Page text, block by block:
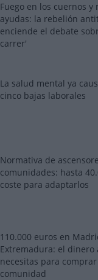
Fuego en los cuernos y
ayudas: la rebelión
enciende el debate
carrer'
La salud mental ya
cinco bajas laborales
Normativa de
comunidades: hasta
coste para adaptarlos
110.000 euros en
Extremadura: el dinero
necesitas para
comunidad